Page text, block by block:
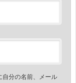
自分の名前、メール